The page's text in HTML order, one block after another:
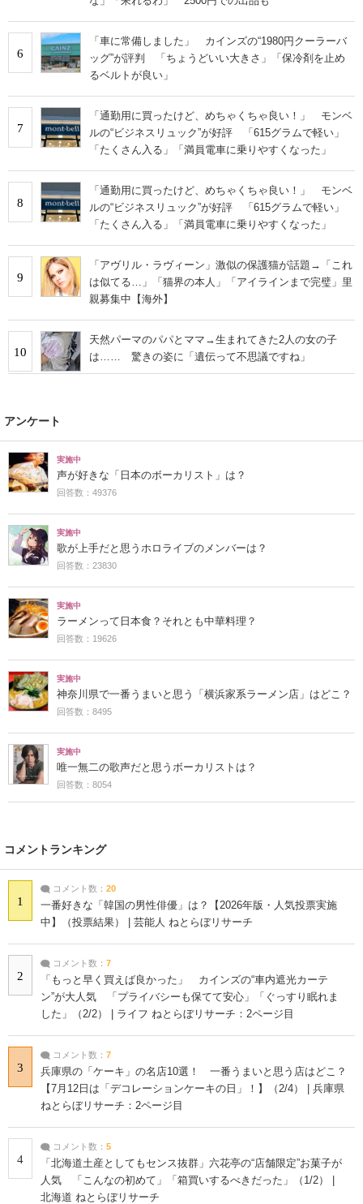
6
「車に常備しました」 カインズの“1980円クーラーバ
ッグ”が評判 「ちょうどいい大きさ」「保冷剤を止め
るベルトが良い」
7
「通勤用に買ったけど、めちゃくちゃ良い！」 モンベ
ルの“ビジネスリュック”が好評 「615グラムで軽い」
「たくさん入る」「満員電車に乗りやすくなった」
8
「通勤用に買ったけど、めちゃくちゃ良い！」 モンベ
ルの“ビジネスリュック”が好評 「615グラムで軽い」
「たくさん入る」「満員電車に乗りやすくなった」
9
「アヴリル・ラヴィーン」激似の保護猫が話題→「これ
は似てる…」「猫界の本人」「アイラインまで完璧」里
親募集中【海外】
10
天然パーマのパパとママ→生まれてきた2人の女の子
は…… 驚きの姿に「遺伝って不思議ですね」
アンケート
実施中
声が好きな「日本のボーカリスト」は？
回答数：49376
実施中
歌が上手だと思うホロライブのメンバーは？
回答数：23830
実施中
ラーメンって日本食？それとも中華料理？
回答数：19626
実施中
神奈川県で一番うまいと思う「横浜家系ラーメン店」はどこ？
回答数：8495
実施中
唯一無二の歌声だと思うボーカリストは？
回答数：8054
コメントランキング
1
コメント数： 20
一番好きな「韓国の男性俳優」は？【2026年版・人気投票実施
中】（投票結果） | 芸能人 ねとらぼリサーチ
2
コメント数： 7
「もっと早く買えば良かった」 カインズの“車内遮光カーテ
ン”が大人気 「プライバシーも保てて安心」「ぐっすり眠れま
した」（2/2） | ライフ ねとらぼリサーチ：2ページ目
3
コメント数： 7
兵庫県の「ケーキ」の名店10選！ 一番うまいと思う店はどこ？
【7月12日は「デコレーションケーキの日」！】（2/4） | 兵庫県
ねとらぼリサーチ：2ページ目
4
コメント数： 5
「北海道土産としてもセンス抜群」六花亭の“店舗限定”お菓子が
人気 「こんなの初めて」「箱買いするべきだった」（1/2） |
北海道 ねとらぼリサーチ